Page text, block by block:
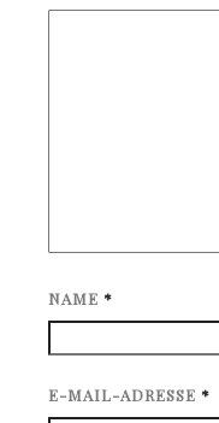
NAME *
E-MAIL-ADRESSE *